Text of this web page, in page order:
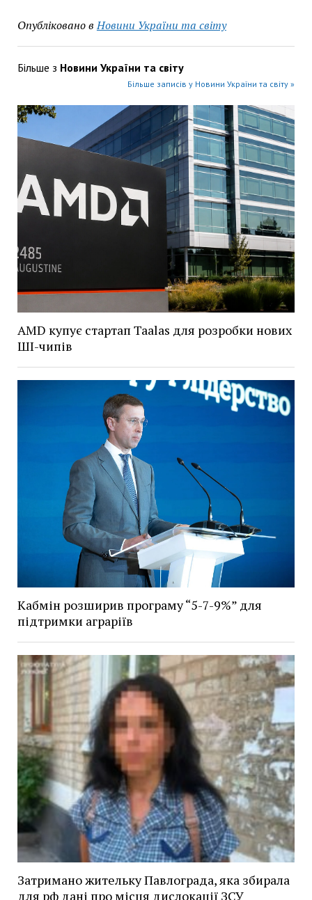
Опубліковано в Новини України та світу
Більше з Новини України та світу
Більше записів у Новини України та світу »
AMD купує стартап Taalas для розробки нових
ШІ-чипів
Кабмін розширив програму “5-7-9%” для
підтримки аграріїв
Затримано жительку Павлограда, яка збирала
для рф дані про місця дислокації ЗСУ